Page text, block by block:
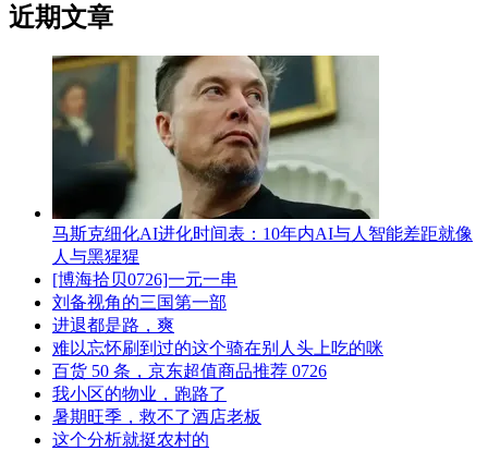
近期文章
马斯克细化AI进化时间表：10年内AI与人智能差距就像
人与黑猩猩
[博海拾贝0726]一元一串
刘备视角的三国第一部
进退都是路，爽
难以忘怀刷到过的这个骑在别人头上吃的咪
百货 50 条，京东超值商品推荐 0726
我小区的物业，跑路了
暑期旺季，救不了酒店老板
这个分析就挺农村的